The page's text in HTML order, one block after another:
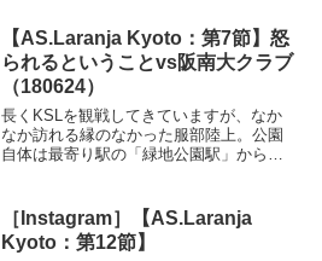
【AS.Laranja Kyoto：第7節】怒
られるということvs阪南大クラブ
（180624）
長くKSLを観戦してきていますが、なか
なか訪れる縁のなかった服部陸上。公園
自体は最寄り駅の「緑地公園駅」からス
で、道に迷ってようやく到着…。（川も
あってバーベキューエリア...
［Instagram］【AS.Laranja
Kyoto：第12節】